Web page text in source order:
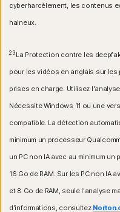
cyberharcèlement, les contenus
haineux.
23 La Protection contre les
pour les vidéos en anglais sur
prises en charge. Utilisez
Nécessite Windows 11 ou une
compatible. La détection
minimum un processeur
un PC non IA avec au minimum
16 Go de RAM. Sur les PC non
et 8 Go de RAM, seule l'analyse
d'informations, consultez